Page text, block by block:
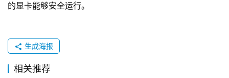
的显卡能够安全运行。
生成海报
相关推荐